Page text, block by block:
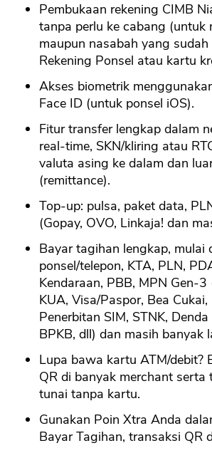
Pembukaan rekening CIMB
tanpa perlu ke cabang (untuk
maupun nasabah yang sudah
Rekening Ponsel atau kartu
Akses biometrik
Face ID (untuk ponsel iOS).
Fitur transfer lengkap dalam
real-time, SKN/kliring atau
valuta asing ke dalam dan
(remittance).
Top-up: pulsa, paket data,
(Gopay, OVO, Linkaja! dan
Bayar tagihan lengkap, mulai
ponsel/telepon, KTA, PLN,
Kendaraan, PBB, MPN Gen-3
KUA, Visa/Paspor, Bea
Penerbitan SIM, STNK,
BPKB, dll) dan masih banyak
Lupa bawa kartu ATM/debit?
QR di banyak merchant serta
tunai tanpa kartu.
Gunakan Poin Xtra Anda
Bayar Tagihan, transaksi QR